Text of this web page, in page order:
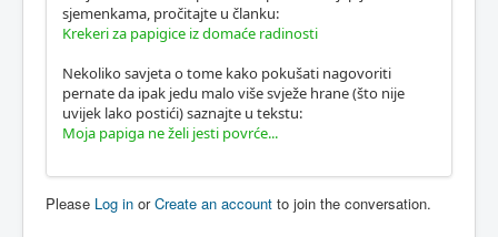
sjemenkama, pročitajte u članku:
Krekeri za papigice iz domaće radinosti
Nekoliko savjeta o tome kako pokušati nagovoriti
pernate da ipak jedu malo više svježe hrane (što nije
uvijek lako postići) saznajte u tekstu:
Moja papiga ne želi jesti povrće...
Please Log in orCreate an account to join the conversation.